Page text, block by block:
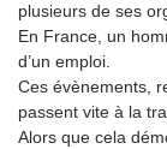
plusieurs de ses
En France, un
d’un emploi.
Ces évènements,
passent vite à la
Alors que cela